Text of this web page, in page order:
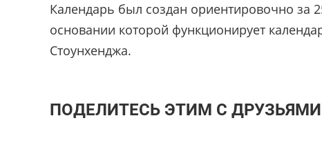
Календарь был создан ориентировочно за
основании которой функционирует
Стоунхенджа.
ПОДЕЛИТЕСЬ ЭТИМ С